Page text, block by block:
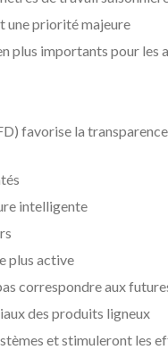
une priorité majeure
plus importants pour les
favorise la
intelligente
plus active
correspondre aux
des produits ligneux
et stimuleront les